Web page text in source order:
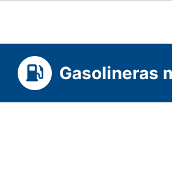
Gasolineras